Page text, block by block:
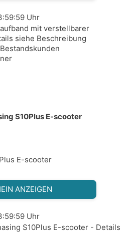
Uhr
mit verstellbarer
siehe Beschreibung
S10Plus E-scooter
E-scooter
ANZEIGEN
Uhr
S10Plus E-scooter - Details